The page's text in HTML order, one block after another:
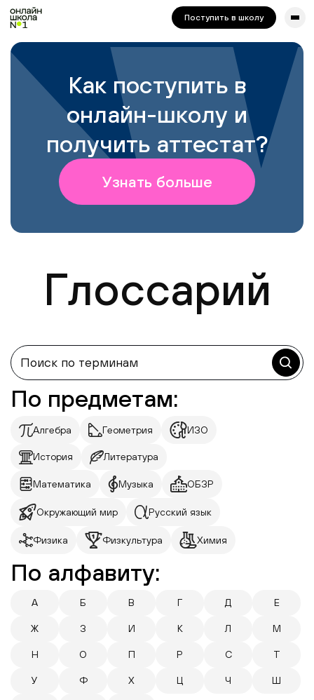
сайта. Для корректной работы попробуйте отключить VPN.
Поступить в школу
Как поступить в
онлайн-школу и
получить аттестат?
Узнать больше
Глоссарий
По предметам:
Алгебра Геометрия ИЗО
История Литература
Математика Музыка ОБЗР
Окружающий мир Русский язык
Физика Физкультура Химия
По алфавиту:
А Б В Г Д Е
Ж З И К Л М
Н О П Р С Т
У Ф Х Ц Ч Ш